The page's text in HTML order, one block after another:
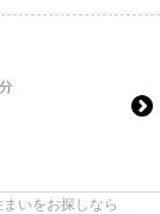
いをお探しなら